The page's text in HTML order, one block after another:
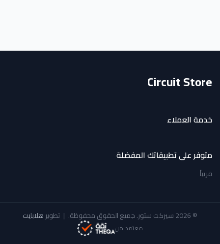
Circuit Store
خدمة العملاء
متوفر على تطبيقاتك المفضلة
قريباً
© 2026 سيركت ستور. جميع الحقوق محفوظة. | تطويرهلابايت
معتمد من